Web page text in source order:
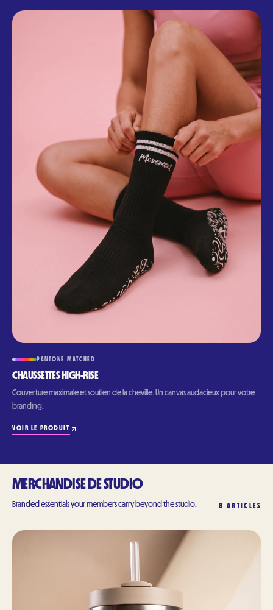
PANTONE MATCHED
CHAUSSETTES HIGH-RISE
Couverture maximale et soutien de la cheville. Un canvas audacieux pour votre
branding.
VOIR LE PRODUIT
MERCHANDISE DE STUDIO
Branded essentials your members carry beyond the studio. 8 ARTICLES